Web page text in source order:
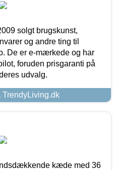
solgt brugskunst,
og andre ting til
De er e-mærkede og har
foruden prisgaranti på
udvalg.
TrendyLiving.dk
kæde med 36